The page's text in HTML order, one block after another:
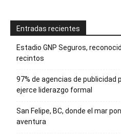
Entradas recientes
Estadio GNP Seguros,
recintos
97% de agencias de publicidad
ejerce liderazgo formal
San Felipe, BC, donde el mar
aventura